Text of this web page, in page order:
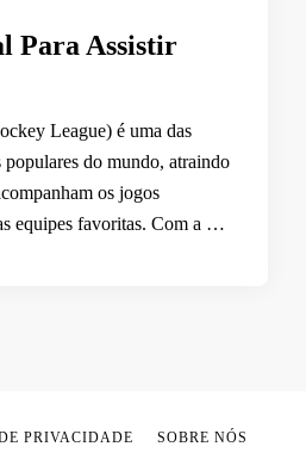
Para Assistir
League) é uma das
do mundo, atraindo
os jogos
equipes favoritas. Com a …
PRIVACIDADE
SOBRE NÓS